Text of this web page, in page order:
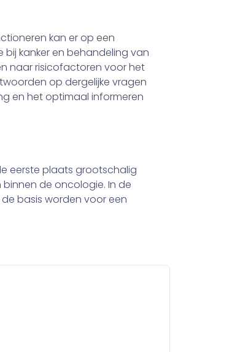
kan er op een
kanker en behandeling van
naar risicofactoren voor het
op dergelijke vragen
en het optimaal informeren
eerste plaats grootschalig
de oncologie. In de
basis worden voor een